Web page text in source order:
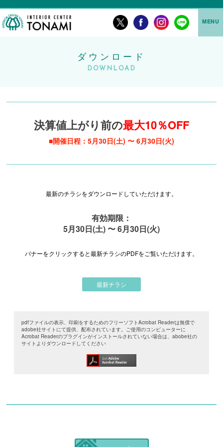
MENU
ダウンロード
DOWNLOAD
決算値上がり前の最大10％OFF
■開催日程：5月30日(土) 〜 6月30日(火)
最新のチラシをダウンロードしていただけます。
有効期限：
5月30日(土) 〜 6月30日(火)
バナーをクリックすると最新チラシのPDFをご覧いただけます。
最新チラシ
pdfファイルの表示、印刷をするためのフリーソフトAcrobat Readerは無償で
adobe社サイトにて提供、配布されています。ご使用のコンピューターに
Acrobat Readerのプラグインがインストールされていない場合は、abobe社の
サイトよりダウンロードしてください